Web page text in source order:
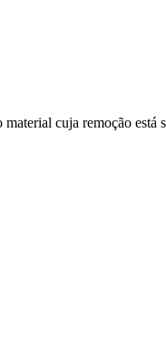
cuja remoção está